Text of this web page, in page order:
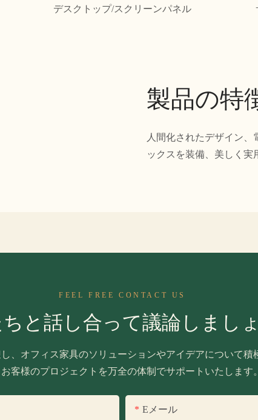
デスクトップ/スクリーンパネル
製品の特
人間化されたデザイン
ックスを装備、美しく
FEEL FREE CONTACT US
と話し合って議論しまし
、オフィス家具のソリューションやアイデアについて積
客様のプロジェクトを万全の体制でサポートいたします
Eメール